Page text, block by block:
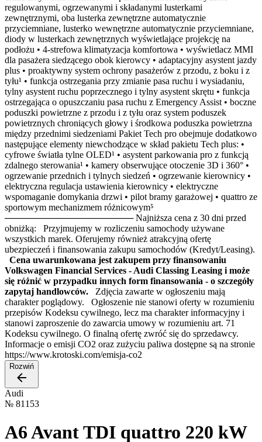
regulowanymi, ogrzewanymi i składanymi lusterkami
zewnętrznymi, oba lusterka zewnętrzne automatycznie
przyciemniane, lusterko wewnętrzne automatycznie przyciemniane,
diody w lusterkach zewnętrznych wyświetlające projekcję na
podłożu • 4-strefowa klimatyzacja komfortowa • wyświetlacz MMI
dla pasażera siedzącego obok kierowcy • adaptacyjny asystent jazdy
plus • proaktywny system ochrony pasażerów z przodu, z boku i z
tyłu¹ • funkcja ostrzegania przy zmianie pasa ruchu i wysiadaniu,
tylny asystent ruchu poprzecznego i tylny asystent skrętu • funkcja
ostrzegająca o opuszczaniu pasa ruchu z Emergency Assist • boczne
poduszki powietrzne z przodu i z tyłu oraz system poduszek
powietrznych chroniących głowy i środkowa poduszka powietrzna
między przednimi siedzeniami Pakiet Tech pro obejmuje dodatkowo
następujące elementy niewchodzące w skład pakietu Tech plus: •
cyfrowe światła tylne OLED¹ • asystent parkowania pro z funkcją
zdalnego sterowania¹ • kamery obserwujące otoczenie 3D i 360° •
ogrzewanie przednich i tylnych siedzeń • ogrzewanie kierownicy •
elektryczna regulacja ustawienia kierownicy • elektryczne
wspomaganie domykania drzwi • pilot bramy garażowej • quattro ze
sportowym mechanizmem różnicowym⁵
──────────────────── Najniższa cena z 30 dni przed
obniżką: Przyjmujemy w rozliczeniu samochody używane
wszystkich marek. Oferujemy również atrakcyjną ofertę
ubezpieczeń i finansowania zakupu samochodów (Kredyt/Leasing).
Cena uwarunkowana jest zakupem przy finansowaniu
Volkswagen Financial Services - Audi Classing Leasing i może
się różnić w przypadku innych form finansowania - o szczegóły
zapytaj handlowców. Zdjęcia zawarte w ogłoszeniu mają
charakter poglądowy. Ogłoszenie nie stanowi oferty w rozumieniu
przepisów Kodeksu cywilnego, lecz ma charakter informacyjny i
stanowi zaproszenie do zawarcia umowy w rozumieniu art. 71
Kodeksu cywilnego. O finalną ofertę zwróć się do sprzedawcy.
Informacje o emisji CO2 oraz zużyciu paliwa dostępne są na stronie
https://www.krotoski.com/emisja-co2
Rozwiń
Audi
№ 81153
A6 Avant TDI quattro 220 kW